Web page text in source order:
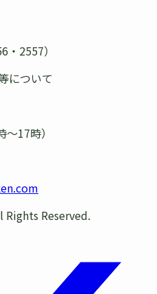
・2557）
について
〜17時）
Rights Reserved.